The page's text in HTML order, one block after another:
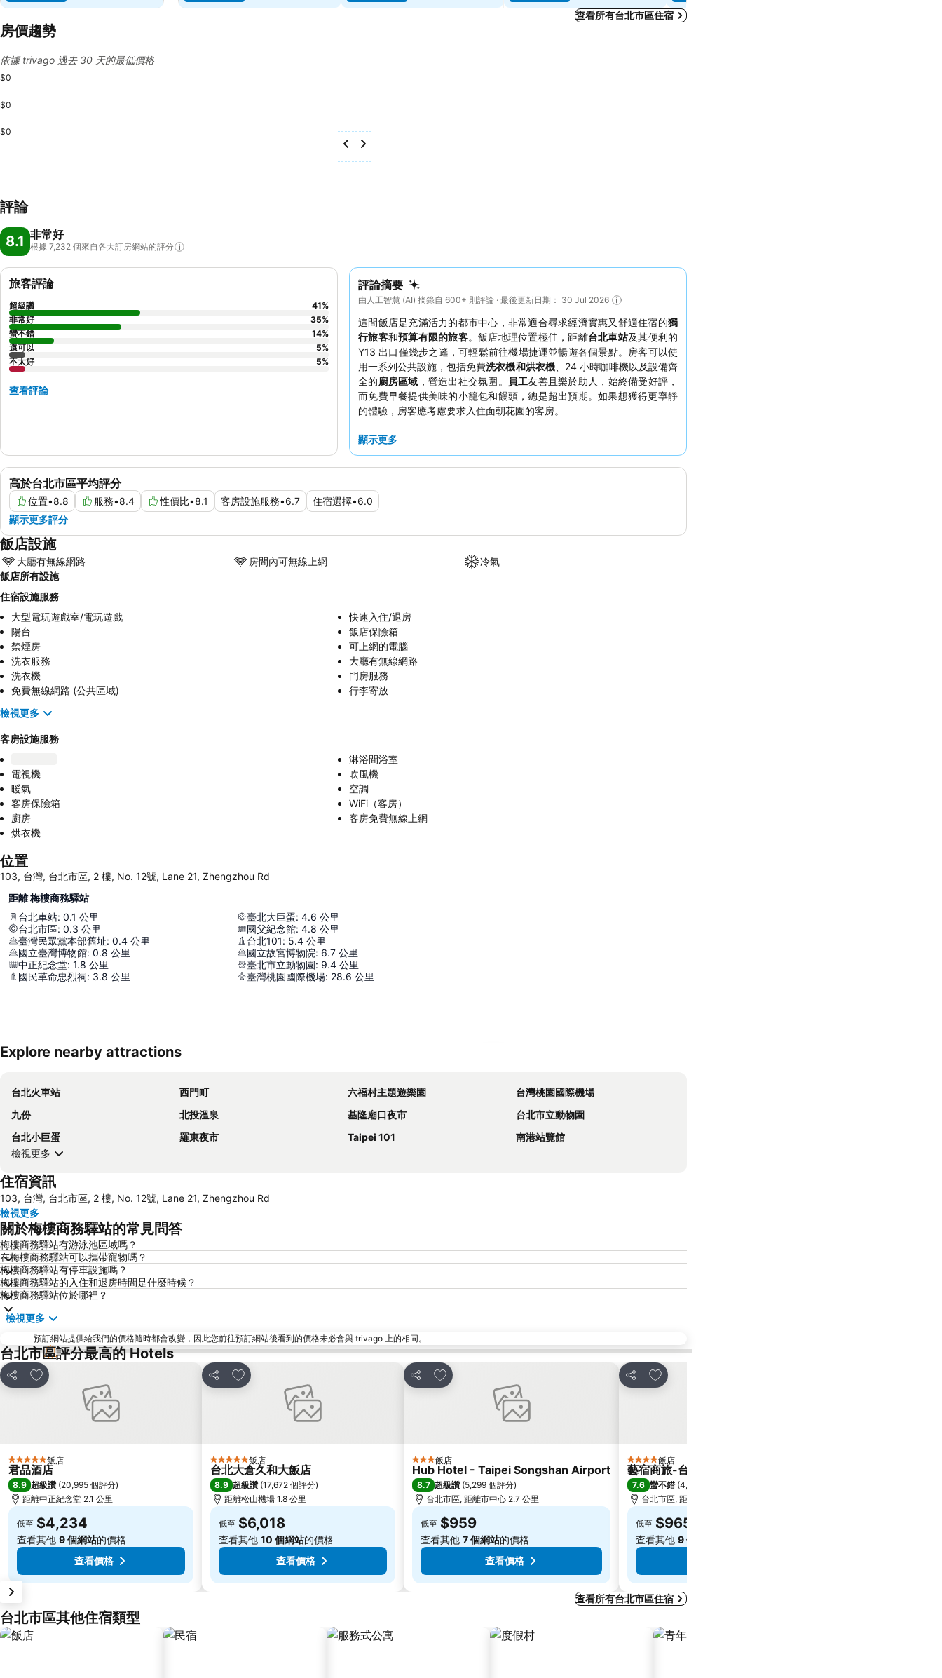
查看所有台北市區住宿
房價趨勢
依據 trivago 過去 30 天的最低價格
$0
$0
$0
評論
8.1 非常好
根據 7,232 個來自各大訂房網站的評分
評論摘要
由人工智慧 (AI) 摘錄自 600+ 則評論 · 最後更新日期： 30 Jul 2026
這間飯店是充滿活力的都市中心，非常適合尋求經濟實惠又舒適住宿的獨
行旅客和預算有限的旅客。飯店地理位置極佳，距離台北車站及其便利的
Y13 出口僅幾步之遙，可輕鬆前往機場捷運並暢遊各個景點。房客可以使
用一系列公共設施，包括免費洗衣機和烘衣機、24 小時咖啡機以及設備齊
全的廚房區域 ，營造出社交氛圍。 員工友善且樂於助人，始終備受好評，
而免費早餐提供美味的小籠包和饅頭，總是超出預期。如果想獲得更寧靜
的體驗，房客應考慮要求入住面朝花園的客房。
顯示更多
高於台北市區平均評分
位置•8.8 服務•8.4 性價比•8.1 客房設施服務•6.7 住宿選擇•6.0
顯示更多評分
旅客評論
超級讚 41%
非常好
35%
蠻不錯
14%
還可以
5%
不太好
5%
查看評論
飯店設施
大廳有無線網路 房間內可無線上網
冷氣
飯店所有設施
住宿設施服務
大型電玩遊戲室/電玩遊戲
快速入住/退房
陽台
飯店保險箱
禁煙房
可上網的電腦
洗衣服務
大廳有無線網路
洗衣機
門房服務
免費無線網路 (公共區域)
行李寄放
檢視更多
客房設施服務
淋浴間浴室
電視機
吹風機
暖氣
空調
客房保險箱
WiFi（客房）
廚房
客房免費無線上網
烘衣機
位置
103, 台灣, 台北市區, 2 樓, No. 12號, Lane 21, Zhengzhou Rd
距離 梅樓商務驛站
台北車站: 0.1 公里
台北市區: 0.3 公里
臺灣民眾黨本部舊址: 0.4 公里
國立臺灣博物館: 0.8 公里
中正紀念堂: 1.8 公里
國民革命忠烈祠: 3.8 公里
臺北大巨蛋: 4.6 公里
國父紀念館: 4.8 公里
台北101: 5.4 公里
國立故宮博物院: 6.7 公里
臺北市立動物園: 9.4 公里
臺灣桃園國際機場: 28.6 公里
Explore nearby attractions
台北火車站 西門町 六福村主題遊樂園
台灣桃園國際機場
九份
北投溫泉 基隆廟口夜市
台北市立動物園
台北小巨蛋
羅東夜市 Taipei 101
南港站覽館
檢視更多
住宿資訊
103, 台灣, 台北市區, 2 樓, No. 12號, Lane 21, Zhengzhou Rd
檢視更多
關於梅樓商務驛站的常見問答
梅樓商務驛站有游泳池區域嗎？
在梅樓商務驛站可以攜帶寵物嗎？
梅樓商務驛站有停車設施嗎？
梅樓商務驛站的入住和退房時間是什麼時候？
梅樓商務驛站位於哪裡？
檢視更多
預訂網站提供給我們的價格隨時都會改變，因此您前往預訂網站後看到的價格未必會與 trivago 上的相同。
台北市區評分最高的 Hotels
分享
加入我的最愛
5 星級 飯店
君品酒店
8.9 超級讚 (20,995 個評分)
距離中正紀念堂 2.1 公里
低至 $4,234
查看其他 9 個網站的價格
查看價格
分享
加入我的最愛
5 星級 飯店
台北大倉久和大飯店
8.9 超級讚 (17,672 個評分)
距離松山機場 1.8 公里
低至 $6,018
查看其他 10 個網站的價格
查看價格
分享
加入我的最愛
3 星級飯店
Hub Hotel - Taipei Songshan Airport
8.7 超級讚 (5,299 個評分)
台北市區, 距離市中心 2.7 公里
低至 $959
查看其他 7 個網站的價格
查看價格
分享
加入我的最愛
4 星級 飯店
藝宿商旅-台北館
7.6 蠻不錯 (4,963 個評分
台北市區, 距離市中心 0.7 公里
低至 $965
查看其他 9 個網站
查看所有台北市區住宿
台北市區其他住宿類型